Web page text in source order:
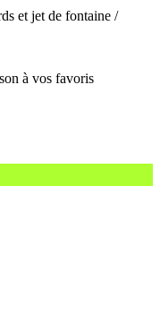
et jet de fontaine /